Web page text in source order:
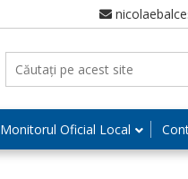
Monitorul Oficial Local